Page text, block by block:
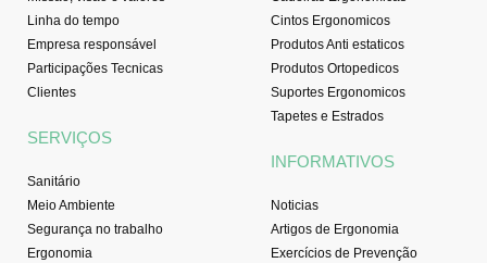
Linha do tempo
Empresa responsável
Participações Tecnicas
Clientes
SERVIÇOS
Sanitário
Meio Ambiente
Segurança no trabalho
Ergonomia
Cintos Ergonomicos
Produtos Anti estaticos
Produtos Ortopedicos
Suportes Ergonomicos
Tapetes e Estrados
INFORMATIVOS
Noticias
Artigos de Ergonomia
Exercícios de Prevenção